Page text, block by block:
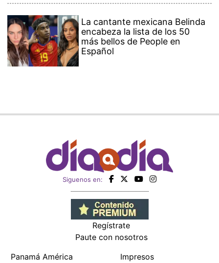
La cantante mexicana Belinda
encabeza la lista de los 50
más bellos de People en
Español
Siguenos en:
Regístrate
Paute con nosotros
Panamá América
Impresos